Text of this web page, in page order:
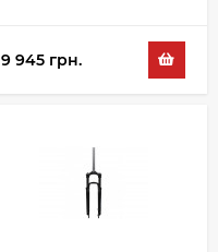
9 945 грн.